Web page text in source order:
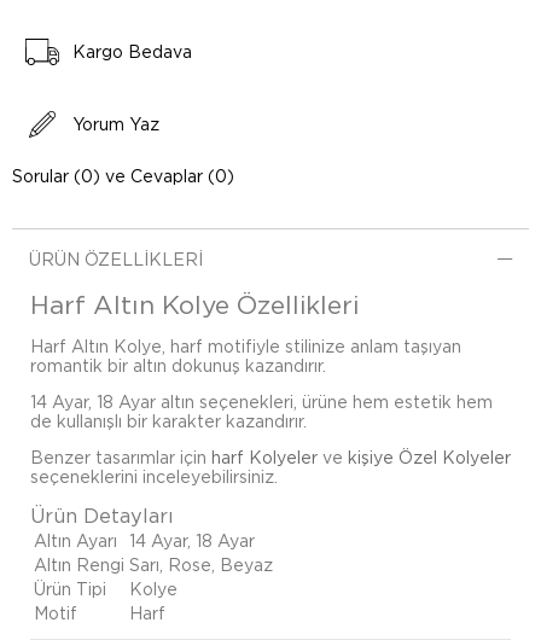
Kargo Bedava
Yorum Yaz
Sorular (0) ve Cevaplar (0)
ÜRÜN ÖZELLIKLERI
Harf Altın Kolye Özellikleri
Harf Altın Kolye, harf motifiyle stilinize anlam taşıyan
romantik bir altın dokunuş kazandırır.
14 Ayar, 18 Ayar altın seçenekleri, ürüne hem estetik hem
de kullanışlı bir karakter kazandırır.
Benzer tasarımlar için harf Kolyeler ve kişiye Özel Kolyeler
seçeneklerini inceleyebilirsiniz.
Ürün Detayları
Altın Ayarı
14 Ayar, 18 Ayar
Altın Rengi Sarı, Rose, Beyaz
Ürün Tipi
Kolye
Motif
Harf